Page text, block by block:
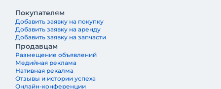
Покупателям
Добавить заявку на покупку
Добавить заявку на аренду
Добавить заявку на запчасти
Продавцам
Размещение объявлений
Медийная реклама
Нативная рекалма
Отзывы и истории успеха
Онлайн-конференции